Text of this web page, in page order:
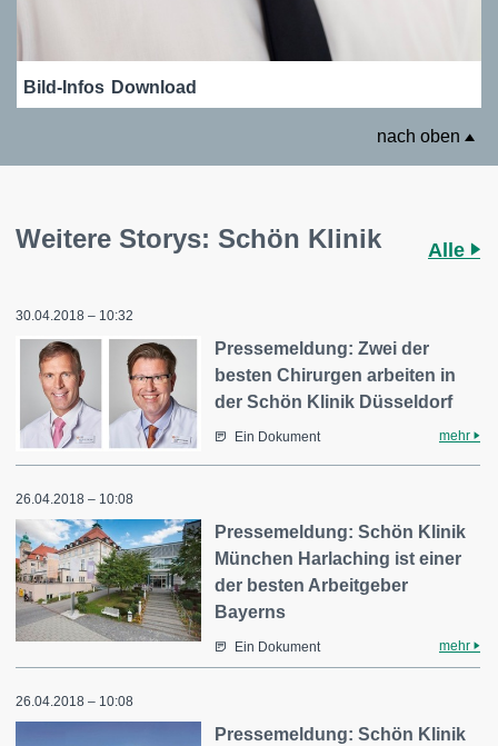
Bild-Infos Download
nach oben
Weitere Storys: Schön Klinik Alle
30.04.2018 – 10:32
Pressemeldung: Zwei der
besten Chirurgen arbeiten in
der Schön Klinik Düsseldorf
Ein Dokument mehr
26.04.2018 – 10:08
Pressemeldung: Schön Klinik
München Harlaching ist einer
der besten Arbeitgeber
Bayerns
Ein Dokument mehr
26.04.2018 – 10:08
Pressemeldung: Schön Klinik